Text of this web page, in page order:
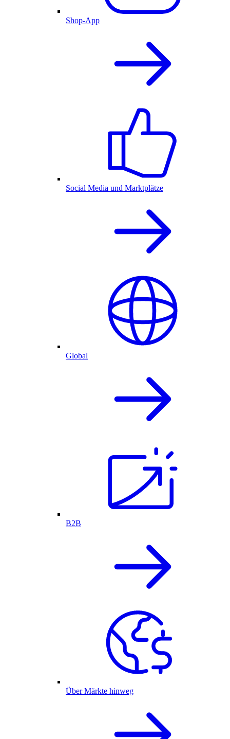
Shop-App
Social Media und Marktplätze
Global
B2B
Über Märkte hinweg